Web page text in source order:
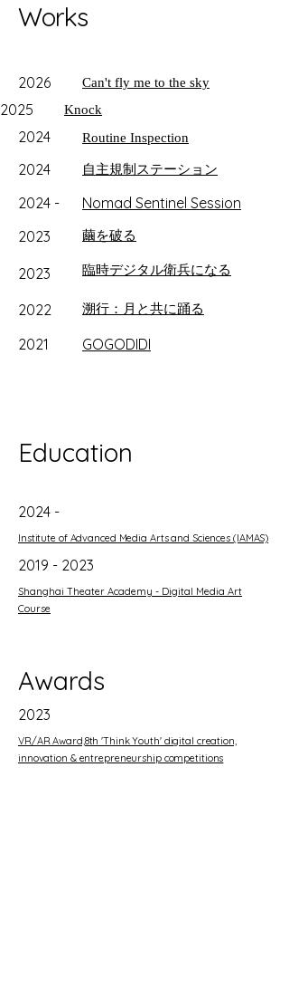
​Works
2026 Can't fly me to the sky
2025 Knock
2024 Routine Inspection
2024 ​自主規制ステーション
2024 -
Nomad Sentinel Session
2023
繭を破る
2023 臨時デジタル衛兵になる
2022 溯行：月と共に踊る
2021 GOGODIDI
Education
2024 -
Institute of Advanced Media Arts and Sciences (IAMAS)
2019 - 2023
Shanghai Theater Academy - Digital Media Art
Course
Awards
2023
VR/AR Award,8th 'Think Youth' digital creation,
innovation & entrepreneurship competitions